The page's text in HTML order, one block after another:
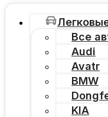
Все
Audi
Avatr
BMW
KIA